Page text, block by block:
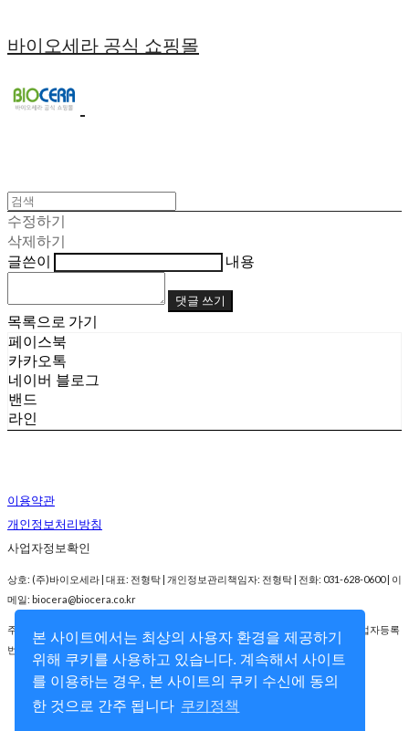
본 사이트에서는 최상의 사용자 환경을 제공하기
위해 쿠키를 사용하고 있습니다. 계속해서 사이트
를 이용하는 경우, 본 사이트의 쿠키 수신에 동의
한 것으로 간주 됩니다 쿠키정책
바이오세라 공식 쇼핑몰
수정하기
삭제하기
글쓴이
내용
댓글 쓰기
목록으로 가기
페이스북
카카오톡
네이버 블로그
밴드
라인
이용약관
개인정보처리방침
사업자정보확인
상호: (주)바이오세라 | 대표: 전형탁 | 개인정보관리책임자: 전형탁 | 전화: 031-628-0600 | 이
메일: biocera@biocera.co.kr
주소: 경기도 성남시 분당구 대왕판교로 700 코리아바이오파크 C동 2층 202호 | 사업자등록
번호: